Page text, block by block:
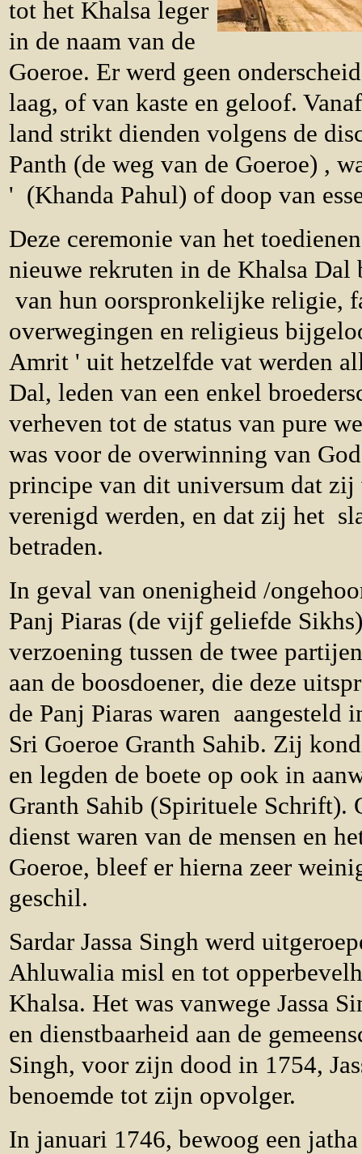
tot het Khalsa leger
in de naam van de
Goeroe. Er werd geen
laag, of van kaste en geloof.
land strikt dienden volgens de
Panth (de weg van de Goeroe) ,
' (Khanda Pahul) of doop van
Deze ceremonie van het
nieuwe rekruten in de Khalsa Dal
van hun oorspronkelijke religie,
overwegingen en religieus
Amrit ' uit hetzelfde vat werden
Dal, leden van een enkel
verheven tot de status van pure
was voor de overwinning van
principe van dit universum dat
verenigd werden, en dat zij het
betraden.
In geval van onenigheid /
Panj Piaras (de vijf geliefde
verzoening tussen de twee
aan de boosdoener, die deze
de Panj Piaras waren aangesteld
Sri Goeroe Granth Sahib. Zij
en legden de boete op ook in
Granth Sahib (Spirituele Schrift).
dienst waren van de mensen en
Goeroe, bleef er hierna zeer
geschil.
Sardar Jassa Singh werd
Ahluwalia misl en tot
Khalsa. Het was vanwege Jassa
en dienstbaarheid aan de
Singh, voor zijn dood in 1754,
benoemde tot zijn opvolger.
In januari 1746, bewoog een